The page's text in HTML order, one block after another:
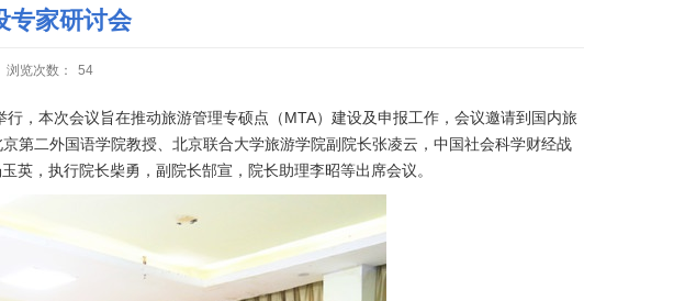
专家研讨会
浏览次数： 54
，本次会议旨在推动旅游管理专硕点（MTA）建设及申报工作，会议邀请到国内旅
京第二外国语学院教授、北京联合大学旅游学院副院长张凌云，中国社会科学财经战
英， 执行院长柴勇，副院长郜宣，院长助理李昭等出席会议。